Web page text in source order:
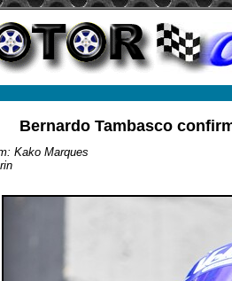
Bernardo Tambasco
Kako Marques